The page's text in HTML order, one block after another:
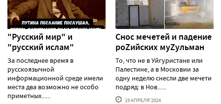
"Русский мир" и
"русский ислам"
За последнее время в
русскоязычной
информационной среде имели
места два возможно не особо
приметных......
Снос мечетей и падение
роZийских муZульман
То, что не в Уйгуристане или
Палестине, а в Московии за
одну неделю снесли две мечети
подряд: в Нов......
19 АПРЕЛЯ'2024